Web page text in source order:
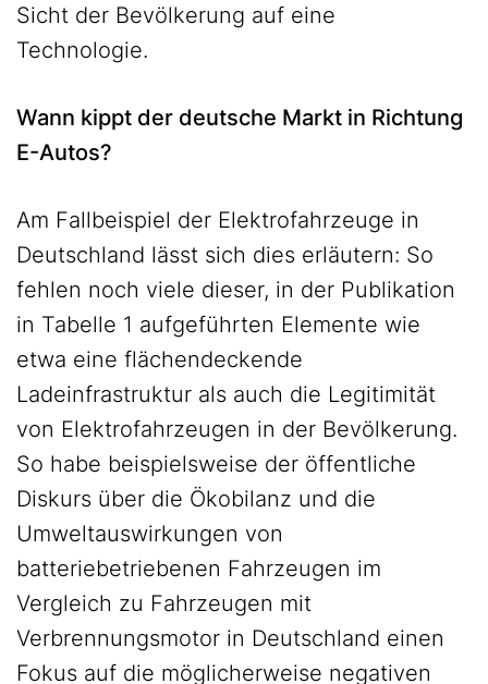
Sicht der Bevölkerung auf eine
Technologie.
Wann kippt der deutsche Markt in Richtung
E-Autos?
Am Fallbeispiel der Elektrofahrzeuge in
Deutschland lässt sich dies erläutern: So
fehlen noch viele dieser, in der Publikation
in Tabelle 1 aufgeführten Elemente wie
etwa eine flächendeckende
Ladeinfrastruktur als auch die Legitimität
von Elektrofahrzeugen in der Bevölkerung.
So habe beispielsweise der öffentliche
Diskurs über die Ökobilanz und die
Umweltauswirkungen von
batteriebetriebenen Fahrzeugen im
Vergleich zu Fahrzeugen mit
Verbrennungsmotor in Deutschland einen
Fokus auf die möglicherweise negativen